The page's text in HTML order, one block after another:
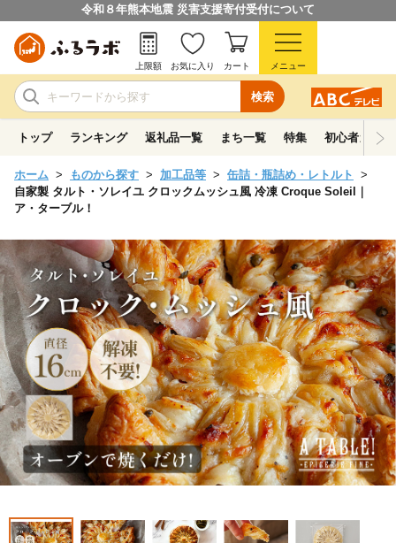
令和８年熊本地震 災害支援寄付受付について
検索
上限額 お気に入り カート メニュー
トップ ランキング 返礼品一覧 まち一覧 特集 初心者ガイド
ホーム ものから探す 加工品等
缶詰・瓶詰め・レトルト
自家製 タルト・ソレイユ クロックムッシュ風 冷凍 Croque Soleil｜
ア・ターブル！